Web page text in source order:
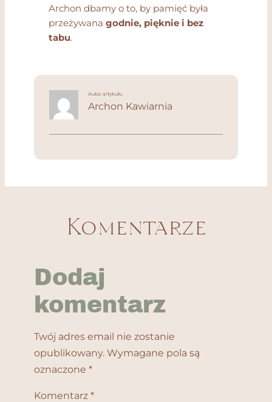
Archon dbamy o to, by pamięć była
przeżywana godnie, pięknie i bez
tabu.
Autor artykułu
Archon Kawiarnia
Komentarze
Dodaj
komentarz
Twój adres email nie zostanie
opublikowany. Wymagane pola są
oznaczone *
Komentarz *